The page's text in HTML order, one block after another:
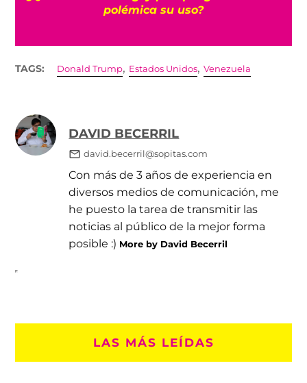
polémica su uso?
TAGS: Donald Trump, Estados Unidos,Venezuela
DAVID BECERRIL
david.becerril@sopitas.com
Con más de 3 años de experiencia en
diversos medios de comunicación, me
he puesto la tarea de transmitir las
noticias al público de la mejor forma
posible :) More by David Becerril
LAS MÁS LEÍDAS